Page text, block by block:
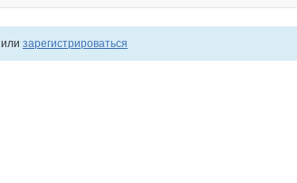
или зарегистрироваться